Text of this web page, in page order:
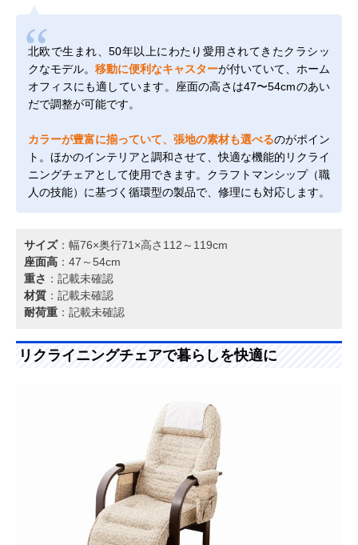
北欧で生まれ、50年以上にわたり愛用されてきたクラシッ
クなモデル。 移動に便利なキャスターが付いていて、ホーム
オフィスにも適しています。座面の高さは47〜54cmのあい
だで調整が可能です。
カラーが豊富に揃っていて、張地の素材も選べるのがポイン
ト。ほかのインテリアと調和させて、快適な機能的リクライ
ニングチェアとして使用できます。クラフトマンシップ（職
人の技能）に基づく循環型の製品で、修理にも対応します。
サイズ：幅76×奥行71×高さ112～119cm
座面高 ：47～54cm
重さ ：記載未確認
材質 ：記載未確認
耐荷重 ：記載未確認
リクライニングチェアで暮らしを快適に